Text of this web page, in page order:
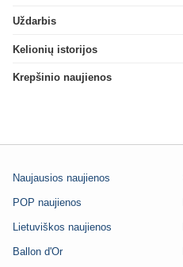
Uždarbis
Kelionių istorijos
Krepšinio naujienos
Naujausios naujienos
POP naujienos
Lietuviškos naujienos
Ballon d'Or